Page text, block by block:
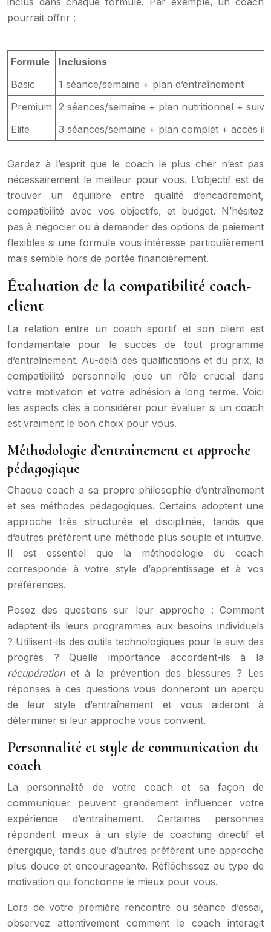
pourrait offrir :
Formule
Inclusions
Basic
1 séance/semaine + plan d’entraînement
Premium 2 séances/semaine + plan nutritionnel + suivi
Elite
3 séances/semaine + plan complet + accès
Gardez à l’esprit que le coach le plus cher n’est pas
nécessairement le meilleur pour vous. L’objectif est de
trouver un équilibre entre qualité d’encadrement,
compatibilité avec vos objectifs, et budget. N’hésitez
pas à négocier ou à demander des options de paiement
flexibles si une formule vous intéresse particulièrement
mais semble hors de portée financièrement.
Évaluation de la compatibilité coach-
client
La relation entre un coach sportif et son client est
fondamentale pour le succès de tout programme
d’entraînement. Au-delà des qualifications et du prix, la
compatibilité personnelle joue un rôle crucial dans
votre motivation et votre adhésion à long terme. Voici
les aspects clés à considérer pour évaluer si un coach
est vraiment le bon choix pour vous.
Méthodologie d’entraînement et approche
pédagogique
Chaque coach a sa propre philosophie d’entraînement
et ses méthodes pédagogiques. Certains adoptent une
approche très structurée et disciplinée, tandis que
d’autres préfèrent une méthode plus souple et intuitive.
Il est essentiel que la méthodologie du coach
corresponde à votre style d’apprentissage et à vos
préférences.
Posez des questions sur leur approche : Comment
adaptent-ils leurs programmes aux besoins individuels
? Utilisent-ils des outils technologiques pour le suivi des
progrès ? Quelle importance accordent-ils à la
récupération et à la prévention des blessures ? Les
réponses à ces questions vous donneront un aperçu
de leur style d’entraînement et vous aideront à
déterminer si leur approche vous convient.
Personnalité et style de communication du
coach
La personnalité de votre coach et sa façon de
communiquer peuvent grandement influencer votre
expérience d’entraînement. Certaines personnes
répondent mieux à un style de coaching directif et
énergique, tandis que d’autres préfèrent une approche
plus douce et encourageante. Réfléchissez au type de
motivation qui fonctionne le mieux pour vous.
Lors de votre première rencontre ou séance d’essai,
observez attentivement comment le coach interagit